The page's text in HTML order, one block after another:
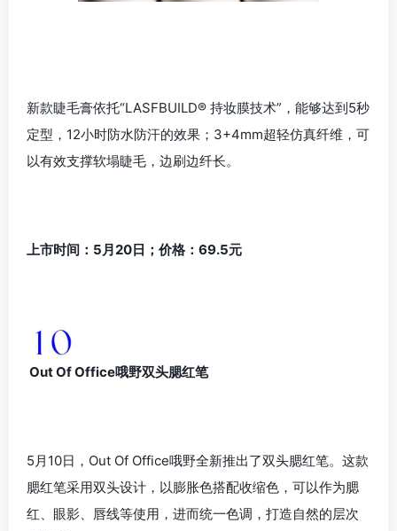
新款睫毛膏依托“LASFBUILD® 持妆膜技术”，能够达到5秒
定型，12小时防水防汗的效果；3+4mm超轻仿真纤维，可
以有效支撑软塌睫毛，边刷边纤长。
上市时间：5月20日；价格：69.5元
Out Of Office哦野双头腮红笔
5月10日，Out Of Office哦野全新推出了双头腮红笔。这款
腮红笔采用双头设计，以膨胀色搭配收缩色，可以作为腮
红、眼影、唇线等使用，进而统一色调，打造自然的层次